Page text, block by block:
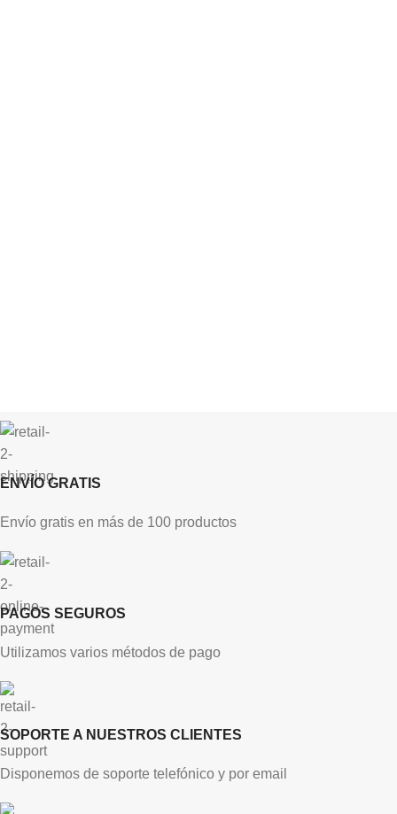
ENVÍO GRATIS
Envío gratis en más de 100 productos
PAGOS SEGUROS
Utilizamos varios métodos de pago
SOPORTE A NUESTROS CLIENTES
Disponemos de soporte telefónico y por email